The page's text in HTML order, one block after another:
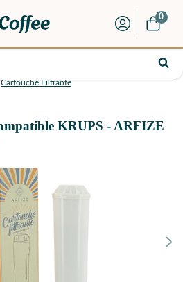
0
Cartouche Filtrante
KRUPS - ARFIZE